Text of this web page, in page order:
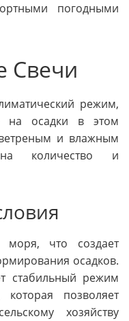
погодными
Свечи
режим,
на осадки в этом
и влажным
количество и
моря, что создает
осадков.
стабильный режим
позволяет
хозяйству